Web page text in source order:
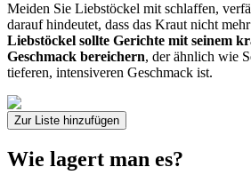
Meiden Sie Liebstöckel mit schlaffen,
darauf hindeutet, dass das Kraut nicht
Liebstöckel sollte Gerichte mit seinem
Geschmack bereichern, der ähnlich wie
tieferen, intensiveren Geschmack ist.
Zur Liste hinzufügen
Wie lagert man es?